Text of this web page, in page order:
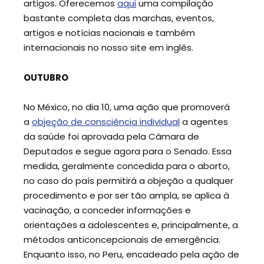
artigos. Oferecemos aquiuma compilação
bastante completa das marchas, eventos,
artigos e notícias nacionais e também
internacionais no nosso site em inglês.
OUTUBRO
No México, no dia 10, uma ação que promoverá
a objeção de consciência individuala agentes
da saúde foi aprovada pela Câmara de
Deputados e segue agora para o Senado. Essa
medida, geralmente concedida para o aborto,
no caso do país permitirá a objeção a qualquer
procedimento e por ser tão ampla, se aplica à
vacinação, a conceder informações e
orientações a adolescentes e, principalmente, a
métodos anticoncepcionais de emergência.
Enquanto isso, no Peru, encadeado pela ação de